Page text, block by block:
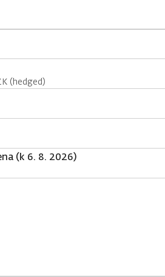
(hedged)
(k 6. 8. 2026)